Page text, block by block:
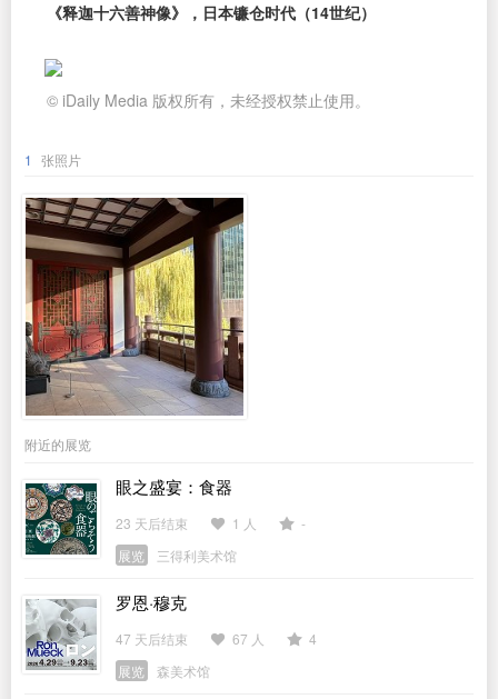
《释迦十六善神像》，日本镰仓时代（14世纪）
© iDaily Media 版权所有，未经授权禁止使用。
1 张照片
附近的展览
眼之盛宴：食器
23 天后结束 1 人
-
展览
三得利美术馆
罗恩·穆克
47 天后结束 67 人
4
展览
森美术馆